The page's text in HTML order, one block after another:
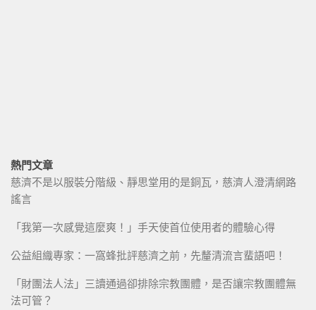
熱門文章
慈濟不是以服裝分階級、靜思堂用的是銅瓦，慈濟人澄清網路
謠言
「我第一次感覺這麼爽！」手天使首位使用者的體驗心得
公益組織專家：一窩蜂批評慈濟之前，先釐清流言蜚語吧！
「財團法人法」三讀通過卻排除宗教團體，是否讓宗教團體無
法可管？